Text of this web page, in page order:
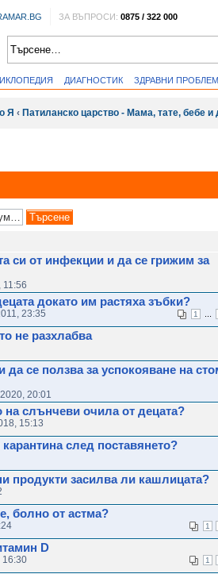
ЗА ВЪПРОСИ:0875 / 322 000
ДИАГНОСТИК ЗДРАВНИ
Я ‹ Патиланско царство - Мама, тате, бебе и
си от инфекции и да се грижим за
докато им растяха зъбки?
1
23:35
не разхлабва
се ползва за успокояване на
20:01
на слънчеви очила от децата?
15:13
след поставянето?
продукти засилва ли кашлицата?
болно от астма?
1
D
1